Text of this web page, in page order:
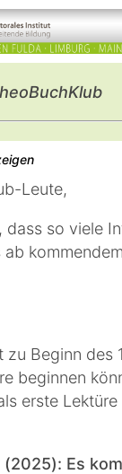
Leute,
dass so viele
ab
zu Beginn des
beginnen
erste
Es